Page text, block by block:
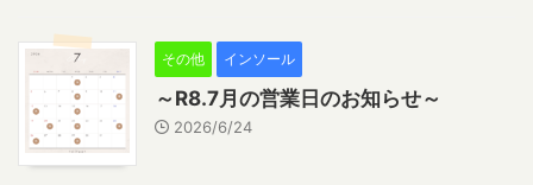
その他 インソール
～R8.7月の営業日のお知らせ～
2026/6/24